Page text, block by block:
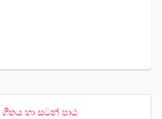
හා සටන් පාඨ